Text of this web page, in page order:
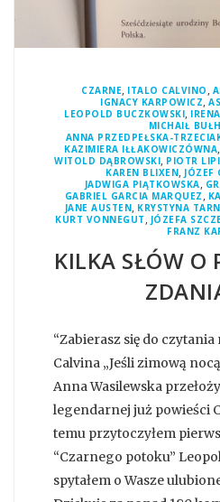
CZARNE, ITALO CALVINO ,
IGNACY KARPOWICZ,
LEOPOLD BUCZKOWSKI,
MICHAIŁ
ANNA PRZEDPEŁSKA-
KAZIMIERA IŁŁAKOWICZÓWNA,
WITOLD DĄBROWSKI, PIOTR
KAREN BLIXEN, JÓZEF
JADWIGA PIĄTKOWSKA,
GABRIEL GARCIA MARQUEZ ,
JANE AUSTEN, KRYSTYNA
KURT VONNEGUT , JÓZEFA
FRANZ
KILKA SŁÓW O
“Zabierasz się do
Calvina „Jeśli zimową
Anna Wasilewska
legendarnej już powieści
temu przytoczyłem
“Czarnego potoku”
spytałem o Wasze